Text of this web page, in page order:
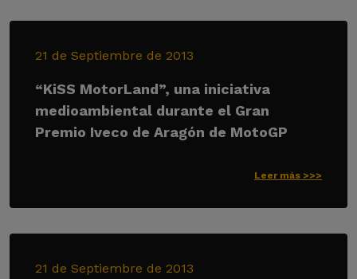
21 de Septiembre de 2013
“KiSS MotorLand”, una iniciativa
medioambiental durante el Gran
Premio Iveco de Aragón de MotoGP
Leer más >>>
21 de Septiembre de 2013